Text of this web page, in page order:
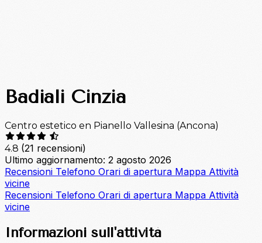
Badiali Cinzia
Centro estetico en Pianello Vallesina (Ancona)
4.8 (21 recensioni)
Ultimo aggiornamento: 2 agosto 2026
Recensioni Telefono Orari di apertura Mappa Attività
vicine
Recensioni Telefono Orari di apertura Mappa Attività
vicine
Informazioni sull'attività